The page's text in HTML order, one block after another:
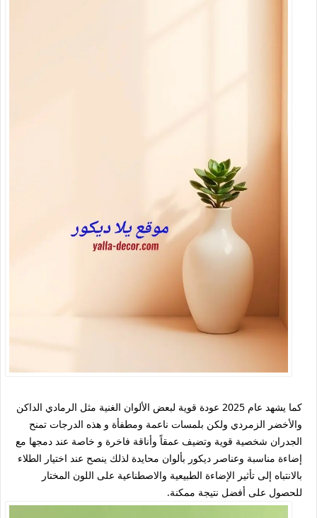
كما يشهد عام 2025 عودة قوية لبعض الألوان الغنية مثل الرمادي الداكن
والأخضر الزمردي ولكن بلمسات ناعمة ومطفأة و هذه الدرجات تمنح
الجدران شخصية قوية وتضيف عمقاً وأناقة فاخرة و خاصة عند دمجها مع
إضاءة مناسبة وعناصر ديكور بألوان محايدة لذلك ينصح عند اختيار الطلاء
بالانتباه إلى تأثير الإضاءة الطبيعية والاصطناعية على اللون المختار
للحصول على أفضل نتيجة ممكنة.